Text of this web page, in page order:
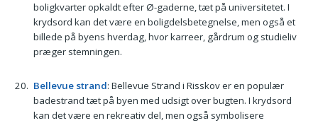
boligkvarter opkaldt efter Ø-gaderne, tæt på universitetet. I
krydsord kan det være en boligdelsbetegnelse, men også et
billede på byens hverdag, hvor karreer, gårdrum og studieliv
præger stemningen.
Bellevue strand: Bellevue Strand i Risskov er en populær
badestrand tæt på byen med udsigt over bugten. I krydsord
kan det være en rekreativ del, men også symbolisere